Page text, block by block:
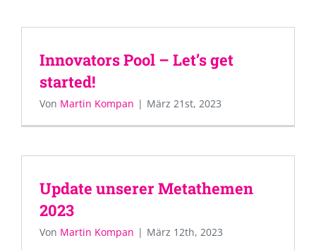
Innovators Pool – Let’s get
started!
Von Martin Kompan | März 21st, 2023
Update unserer Metathemen
2023
Von Martin Kompan | März 12th, 2023